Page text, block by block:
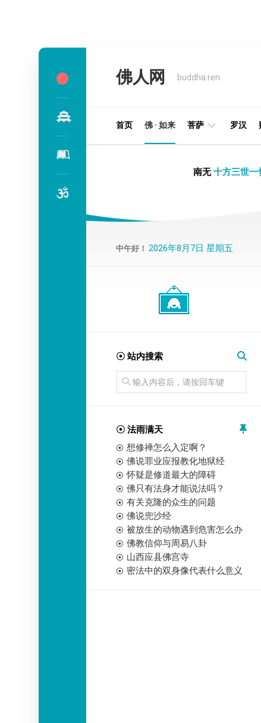
佛人网 buddha.ren
首页 佛 · 如来 菩萨
王
罗汉
南无十方三世一
中午好！ 2026年8月7日 星期五
☉ 站内搜索
☉ 法雨满天
想修禅怎么入定啊？
佛说罪业应报教化地狱经
怀疑是修道最大的障碍
佛只有法身才能说法吗？
有关克隆的众生的问题
佛说兜沙经
被放生的动物遇到危害怎么办
佛教信仰与周易八卦
山西应县佛宫寺
密法中的双身像代表什么意义